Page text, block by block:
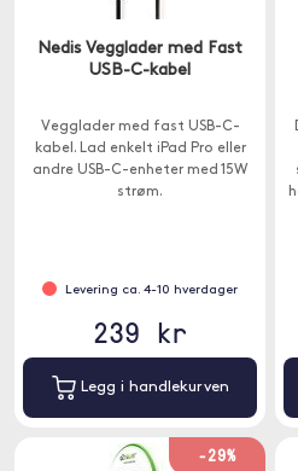
Nedis Vegglader med Fast
USB-C-kabel
Vegglader med fast USB-C-
kabel. Lad enkelt iPad Pro eller
andre USB-C-enheter med 15W
strøm.
Levering ca. 4-10 hverdager
239 kr
Legg i handlekurven
-29%